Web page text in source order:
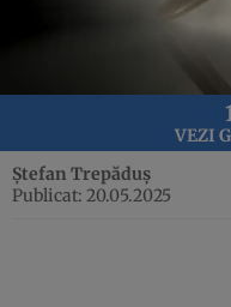
VEZI
Ștefan Trepăduș
Publicat: 20.05.2025